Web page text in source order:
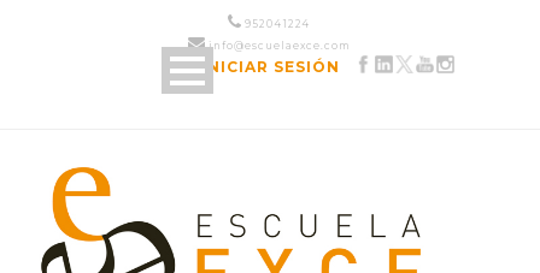
952 04 12 24
info@escuelaexce.com
INICIAR SESIÓN